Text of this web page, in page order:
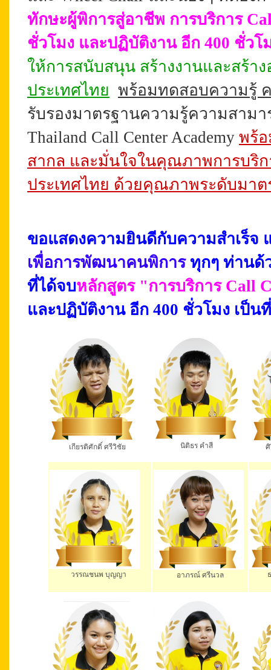
ทักษะผู้พิการสู่อาชีพ การบริการ
ชั่วโมง และปฏิบัติงาน อีก 400 ชั่วโ
ให้การสนับสนุน สร้างงานและสร้า
ประเทศไทย พร้อมทดสอบความรู้
รับรองมาตรฐานความรู้ความสามา
Thailand Call Center Academy พร้อ
สากล และมั่นใจในคุณภาพการบริ
ประเทศไทย ด้วยคุณภาพระดับมาต
ขอแสดงความยินดีกับความสำเร็จ
เพื่อการพัฒนาคนพิการทุกๆ ท่านด้
ที่ได้จบหลักสูตร "การบริการ Call
และปฏิบัติงาน อีก 400 ชั่วโมง เป็
เกียรติศักดิ์ ศรีวิชัย นิติธร คำสี ศิริก
วรรณชนพ บุญญา อาภรณ์ ศรีนวล ธนิ